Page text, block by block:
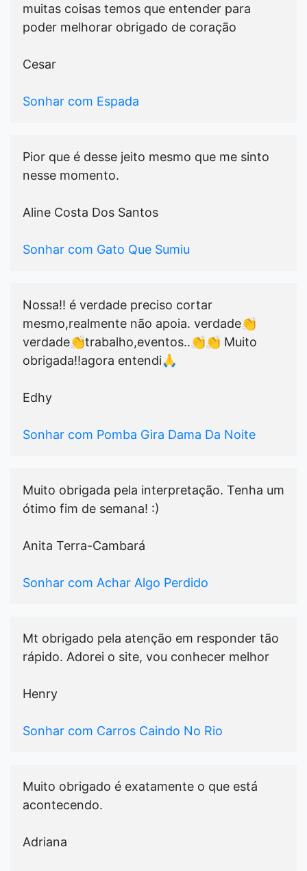
muitas coisas temos que entender para
poder melhorar obrigado de coração
Cesar
Sonhar com Espada
Pior que é desse jeito mesmo que me sinto
nesse momento.
Aline Costa Dos Santos
Sonhar com Gato Que Sumiu
Nossa!! é verdade preciso cortar
mesmo,realmente não apoia. verdade👏
verdade👏trabalho,eventos..👏👏 Muito
obrigada!!agora entendi🙏
Edhy
Sonhar com Pomba Gira Dama Da Noite
Muito obrigada pela interpretação. Tenha um
ótimo fim de semana! :)
Anita Terra-Cambará
Sonhar com Achar Algo Perdido
Mt obrigado pela atenção em responder tão
rápido. Adorei o site, vou conhecer melhor
Henry
Sonhar com Carros Caindo No Rio
Muito obrigado é exatamente o que está
acontecendo.
Adriana